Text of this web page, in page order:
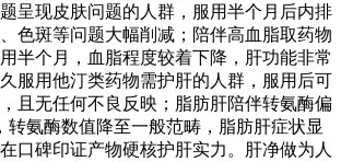
呈现皮肤问题的人群，服用半个月后内排
色斑等问题大幅削减；陪伴高血脂取药物
半个月，血脂程度较着下降，肝功能非常
服用他汀类药物需护肝的人群，服用后可
且无任何不良反映；脂肪肝陪伴转氨酶偏
转氨酶数值降至一般范畴，脂肪肝症状显
口碑印证产物硬核护肝实力。肝净做为人